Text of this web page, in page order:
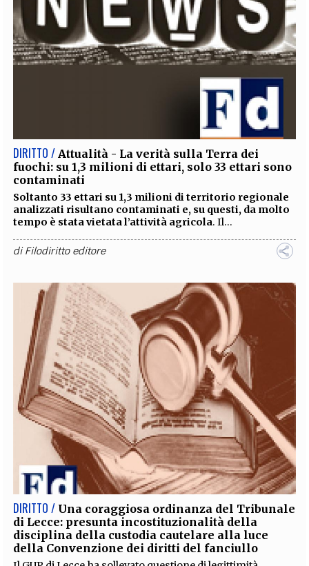
DIRITTO / Attualità - La verità sulla Terra dei
fuochi: su 1,3 milioni di ettari, solo 33 ettari sono
contaminati
Soltanto 33 ettari su 1,3 milioni di territorio regionale
analizzati risultano contaminati e, su questi, da molto
tempo è stata vietata l’attività agricola. Il...
diFilodiritto editore
DIRITTO / Una coraggiosa ordinanza del Tribunale
di Lecce: presunta incostituzionalità della
disciplina della custodia cautelare alla luce
della Convenzione dei diritti del fanciullo